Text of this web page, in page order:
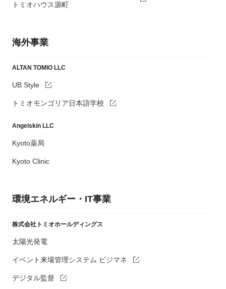
トミオハウス源町
海外事業
ALTAN TOMIO LLC
UB Style
トミオモンゴリア日本語学校
Angelskin LLC
Kyoto薬局
Kyoto Clinic
環境エネルギー・IT事業
株式会社トミオホールディングス
太陽光発電
イベント来場管理システム ビジマネ
デジタル監督